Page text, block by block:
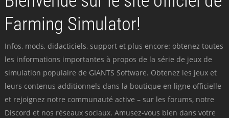
Farming Simulator!
Infos, mods, didacticiels, support et plus encore: obtenez toutes
les informations importantes à propos de la série de jeux de
simulation populaire de GIANTS Software. Obtenez les jeux et
leurs contenus additionnels dans la boutique en ligne officielle
et rejoignez notre communauté active – sur les forums, notre
Discord et nos réseaux sociaux. Amusez-vous bien dans votre